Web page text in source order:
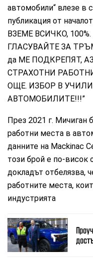
автомобили“ влезе в
публикация от
ВЗЕМЕ ВСИЧКО, 100%.
ГЛАСУВАЙТЕ ЗА
да МЕ ПОДКРЕПЯТ,
СТРАХОТНИ
ОЩЕ. ИЗБОР В
АВТОМОБИЛИТЕ!!!”
През 2021 г. Мичиган
работни места в
данните на Mackinac
този брой е по-висок
докладът отбелязва,
работните места,
индустрията